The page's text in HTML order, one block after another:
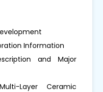
Information
and Major
Layer Ceramic